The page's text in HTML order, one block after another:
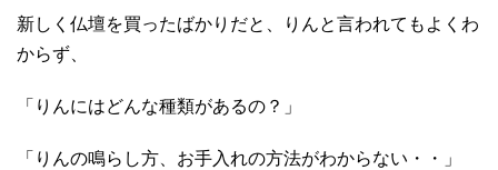
新しく仏壇を買ったばかりだと、りんと言われてもよくわ
からず、
「りんにはどんな種類があるの？」
「りんの鳴らし方、お手入れの方法がわからない・・」